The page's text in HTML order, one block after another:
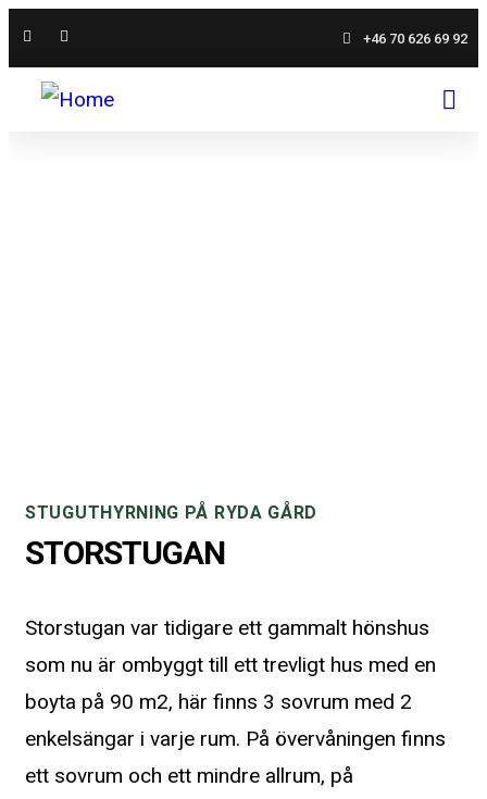
+46 70 626 69 92
STUGUTHYRNING PÅ RYDA GÅRD
STORSTUGAN
Storstugan var tidigare ett gammalt hönshus
som nu är ombyggt till ett trevligt hus med en
boyta på 90 m2, här finns 3 sovrum med 2
enkelsängar i varje rum. På övervåningen finns
ett sovrum och ett mindre allrum, på